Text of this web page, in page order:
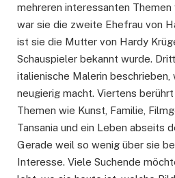
mehreren interessanten
war sie die zweite Ehefrau von
ist sie die Mutter von Hardy
Schauspieler bekannt wurde.
italienische Malerin beschrieben,
neugierig macht. Viertens
Themen wie Kunst, Familie,
Tansania und ein Leben abseits
Gerade weil so wenig über sie
Interesse. Viele Suchende